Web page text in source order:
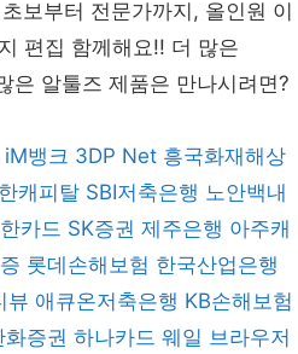
보부터 전문가까지, 올인원 이
편집 함께해요!! 더 많은
알툴즈 제품은 만나시려면?
iM뱅크 3DP Net 흥국화재해상
캐피탈 SBI저축은행 노안백내
카드 SK증권 제주은행 아주캐
롯데손해보험 한국산업은행
뷰 애큐온저축은행 KB손해보험
화증권 하나카드 웨일 브라우저